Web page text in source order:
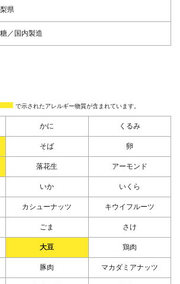
県
／国内製造
で示されたアレルギー物質が含まれています。
かに くるみ
そば 卵
落花生 アーモンド
いか いくら
カシューナッツ キウイフルーツ
ごま さけ
大豆 鶏肉
豚肉 マカダミアナッツ